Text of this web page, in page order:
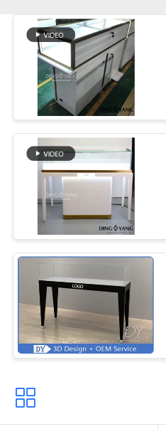
COMPANY
NEWS
PRIVACY
POLICY